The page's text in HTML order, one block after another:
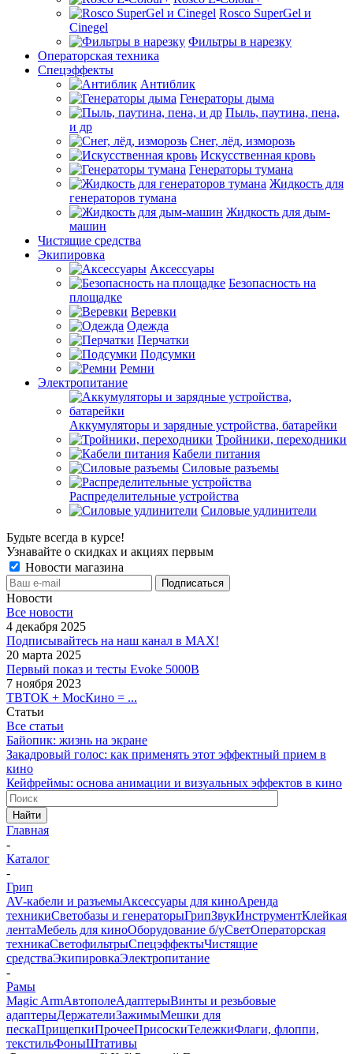
Rosco SuperGel и
Cinegel
Фильтры в нарезку
Операторская техника
Спецэффекты
Антиблик
Генераторы дыма
Пыль, паутина, пена,
и др
Снег, лёд, изморозь
Искусственная кровь
Генераторы тумана
Жидкость для
генераторов тумана
Жидкость для дым-
машин
Чистящие средства
Экипировка
Аксессуары
Безопасность на
площадке
Веревки
Одежда
Перчатки
Подсумки
Ремни
Электропитание
Аккумуляторы и зарядные устройства, батарейки
Тройники, переходники
Кабели питания
Силовые разъемы
Распределительные устройства
Силовые удлинители
Будьте всегда в курсе!
Узнавайте о скидках и акциях первым
Новости магазина
Новости
Все новости
4 декабря 2025
Подписывайтесь на наш канал в MAX!
20 марта 2025
Первый показ и тесты Evoke 5000B
7 ноября 2023
ТВТОК + МосКино = ...
Статьи
Все статьи
Байопик: жизнь на экране
Закадровый голос: как применять этот эффектный прием в
кино
Кейфреймы: основа анимации и визуальных эффектов в кино
Найти
Главная
-
Каталог
-
Грип
AV-кабели и разъемыАксессуары для киноАренда
техникиСветобазы и генераторыГрипЗвукИнструментКлейкая
лентаМебель для киноОборудование б/уСветОператорская
техникаСветофильтрыСпецэффектыЧистящие
средстваЭкипировкаЭлектропитание
-
Рамы
Magic ArmАвтополеАдаптерыВинты и резьбовые
адаптерыДержателиЗажимыМешки для
пескаПрищепкиПрочееПрисоскиТележкиФлаги, флоппи,
текстильФоныШтативы